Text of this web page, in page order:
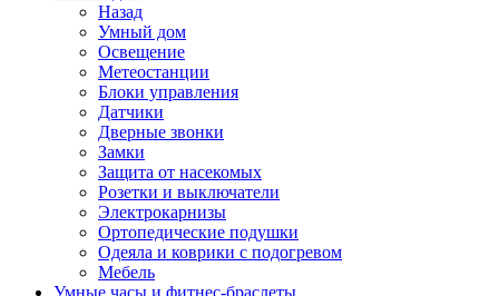
Назад
Умный дом
Освещение
Метеостанции
Блоки управления
Датчики
Дверные звонки
Замки
Защита от насекомых
Розетки и выключатели
Электрокарнизы
Ортопедические подушки
Одеяла и коврики с подогревом
Мебель
Умные часы и фитнес-браслеты